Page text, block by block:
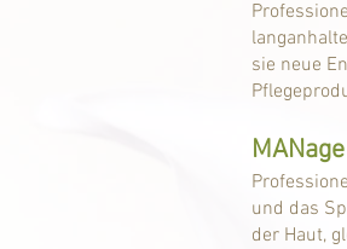
sie neue
und das
der Haut,